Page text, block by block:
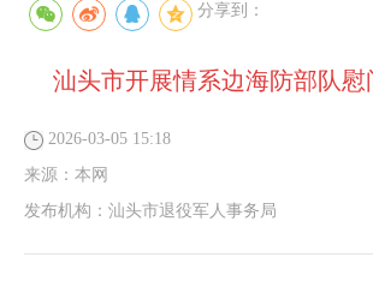
分享到：
汕头市开展情系边海防部队慰
2026-03-05 15:18
来源： 本网
发布机构： 汕头市退役军人事务局